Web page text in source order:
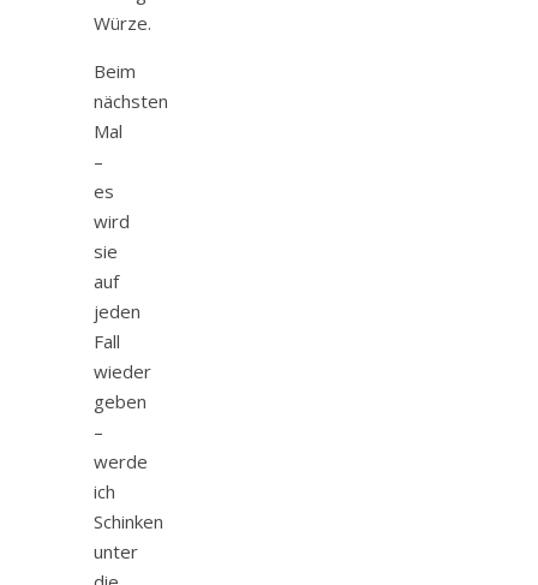
Würze.
Beim
nächsten
Mal
–
es
wird
sie
auf
jeden
Fall
wieder
geben
–
werde
ich
Schinken
unter